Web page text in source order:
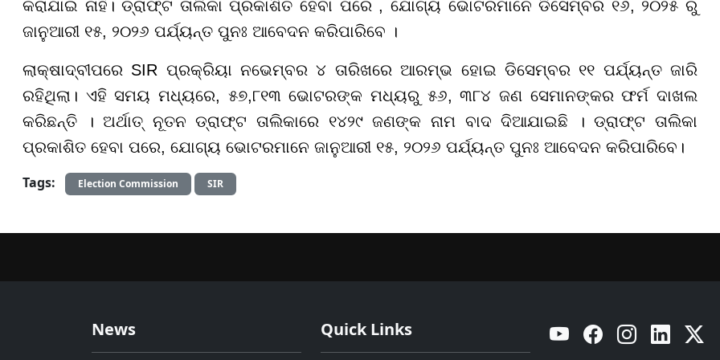
କରାଯାଇ ନାହିଁ। ଡ୍ରାଫ୍ଟ ତାଲିକା ପ୍ରକାଶିତ ହେବା ପରେ , ଯୋଗ୍ୟ ଭୋଟରମାନେ ଡିସେମ୍ବର ୧୬, ୨୦୨୫ ରୁ
ଜାନୁଆରୀ ୧୫, ୨୦୨୬ ପର୍ଯ୍ୟନ୍ତ ପୁନଃ ଆବେଦନ କରିପାରିବେ ।
ଲାକ୍ଷାଦ୍ବୀପରେ SIR ପ୍ରକ୍ରିୟା ନଭେମ୍ବର ୪ ତାରିଖରେ ଆରମ୍ଭ ହୋଇ ଡିସେମ୍ବର ୧୧ ପର୍ଯ୍ୟନ୍ତ ଜାରି
ରହିଥିଲା। ଏହି ସମୟ ମଧ୍ୟରେ, ୫୭,୮୧୩ ଭୋଟରଙ୍କ ମଧ୍ୟରୁ ୫୬, ୩୮୪ ଜଣ ସେମାନଙ୍କର ଫର୍ମ ଦାଖଲ
କରିଛନ୍ତି । ଅର୍ଥାତ୍ ନୂତନ ଡ୍ରାଫ୍ଟ ତାଲିକାରେ ୧୪୨୯ ଜଣଙ୍କ ନାମ ବାଦ ଦିଆଯାଇଛି । ଡ୍ରାଫ୍ଟ ତାଲିକା
ପ୍ରକାଶିତ ହେବା ପରେ, ଯୋଗ୍ୟ ଭୋଟରମାନେ ଜାନୁଆରୀ ୧୫, ୨୦୨୬ ପର୍ଯ୍ୟନ୍ତ ପୁନଃ ଆବେଦନ କରିପାରିବେ।
Tags:
Election Commission SIR
News Quick Links YouTube Facebook Instagram